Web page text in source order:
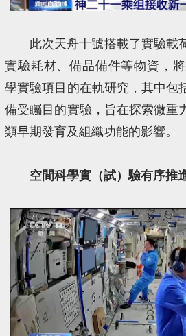
此次天舟十號搭載了實驗載
實驗耗材、備品備件等物資，
學實驗項目的在軌研究，其中包
備受矚目的實驗，旨在探索‌微重
類早期發育及組織功能的影響‌。
空間科學實（試）驗有序推